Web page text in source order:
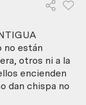
no están
otros ni a la
encienden
dan chispa no